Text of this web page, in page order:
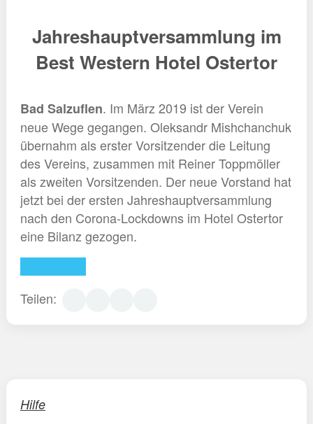
Jahreshauptversammlung im
Best Western Hotel Ostertor
Bad Salzuflen. Im März 2019 ist der Verein
neue Wege gegangen. Oleksandr Mishchanchuk
übernahm als erster Vorsitzender die Leitung
des Vereins, zusammen mit Reiner Toppmöller
als zweiten Vorsitzenden. Der neue Vorstand hat
jetzt bei der ersten Jahreshauptversammlung
nach den Corona-Lockdowns im Hotel Ostertor
eine Bilanz gezogen.
Teilen:
Hilfe